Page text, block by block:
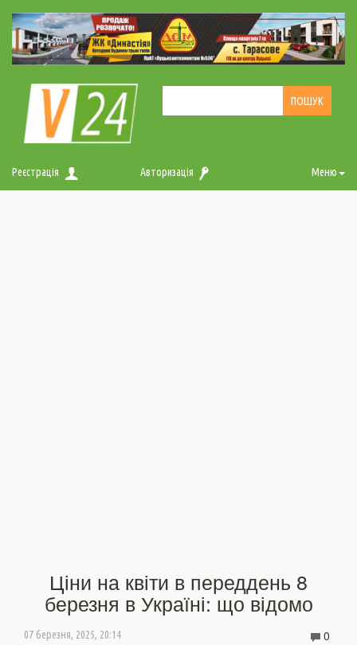
Реєстрація Авторизація Меню
Ціни на квіти в переддень 8
березня в Україні: що відомо
07 березня, 2025, 20:14 0